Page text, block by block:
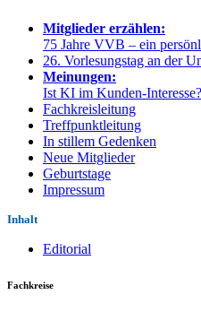
Mitglieder erzählen:
75 Jahre VVB – ein
26. Vorlesungstag an der
Meinungen:
Ist KI im Kunden-Interesse?
Fachkreisleitung
Treffpunktleitung
In stillem Gedenken
Neue Mitglieder
Geburtstage
Impressum
Inhalt
Editorial
Fachkreise